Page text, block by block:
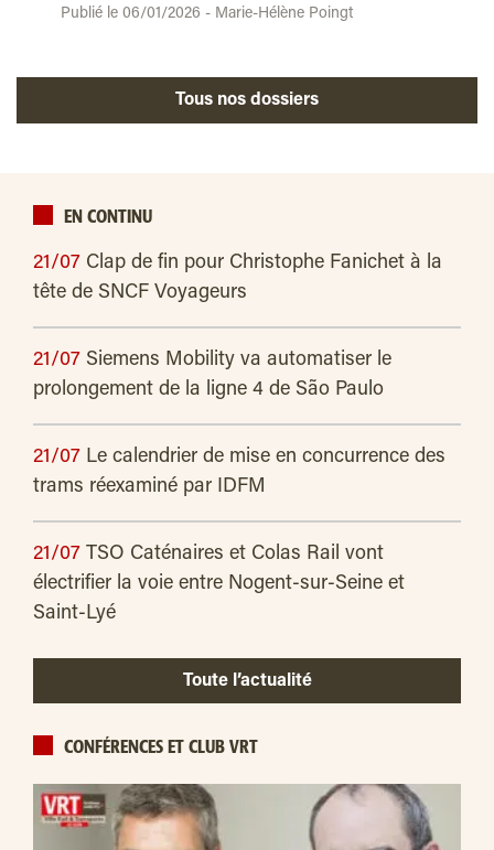
Publié le 06/01/2026 - Marie-Hélène Poingt
Tous nos dossiers
EN CONTINU
21/07 Clap de fin pour Christophe Fanichet à la
tête de SNCF Voyageurs
21/07 Siemens Mobility va automatiser le
prolongement de la ligne 4 de São Paulo
21/07 Le calendrier de mise en concurrence des
trams réexaminé par IDFM
21/07 TSO Caténaires et Colas Rail vont
électrifier la voie entre Nogent-sur-Seine et
Saint-Lyé
Toute l’actualité
CONFÉRENCES ET CLUB VRT